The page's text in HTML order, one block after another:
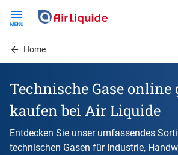
contentHome
Technische Gase
kaufen bei Air Liquide
Entdecken Sie unser umfassendes
technischen Gasen für Industrie,